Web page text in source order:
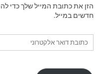
הזן את כתובת המייל שלך כדי
חדשים במייל.